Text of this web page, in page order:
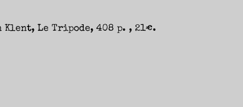
Klent, Le Tripode, 408 p. , 21€.